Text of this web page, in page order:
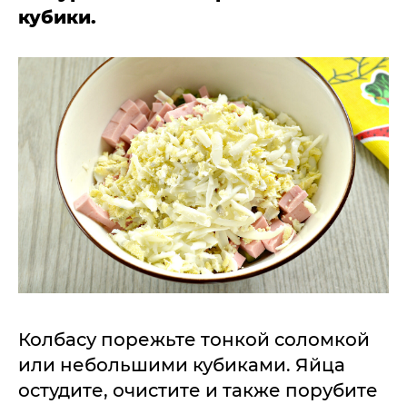
кубики.
Колбасу порежьте тонкой соломкой
или небольшими кубиками. Яйца
остудите, очистите и также порубите